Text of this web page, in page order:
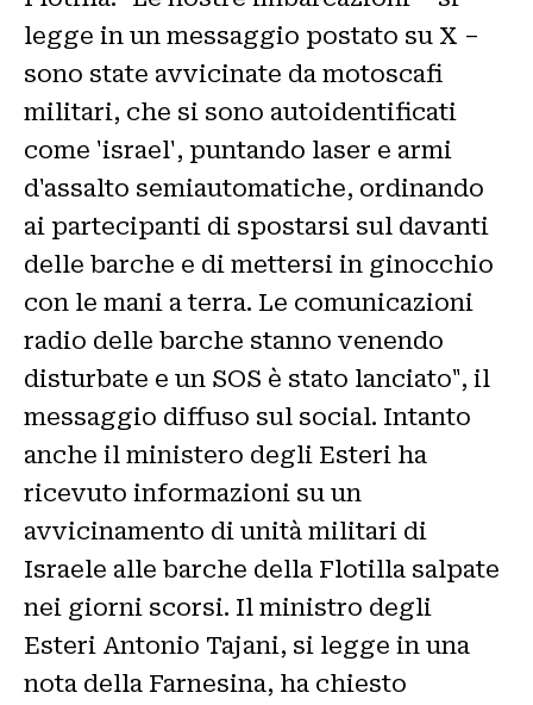
legge in un messaggio postato su X –
sono state avvicinate da motoscafi
militari, che si sono autoidentificati
come 'israel', puntando laser e armi
d'assalto semiautomatiche, ordinando
ai partecipanti di spostarsi sul davanti
delle barche e di mettersi in ginocchio
con le mani a terra. Le comunicazioni
radio delle barche stanno venendo
disturbate e un SOS è stato lanciato", il
messaggio diffuso sul social. Intanto
anche il ministero degli Esteri ha
ricevuto informazioni su un
avvicinamento di unità militari di
Israele alle barche della Flotilla salpate
nei giorni scorsi. Il ministro degli
Esteri Antonio Tajani, si legge in una
nota della Farnesina, ha chiesto